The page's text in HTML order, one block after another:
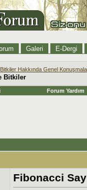
Galeri E-Dergi
Bitkiler Hakkında Genel
Bitkiler
Forum Yardım
Fibonacci